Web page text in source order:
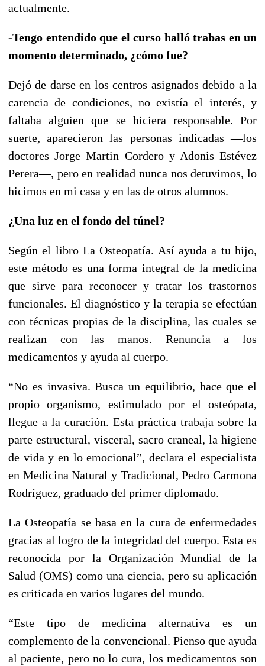
actualmente.
-Tengo entendido que el curso halló trabas en un
momento determinado, ¿cómo fue?
Dejó de darse en los centros asignados debido a la
carencia de condiciones, no existía el interés, y
faltaba alguien que se hiciera responsable. Por
suerte, aparecieron las personas indicadas —los
doctores Jorge Martin Cordero y Adonis Estévez
Perera—, pero en realidad nunca nos detuvimos, lo
hicimos en mi casa y en las de otros alumnos.
¿Una luz en el fondo del túnel?
Según el libro La Osteopatía. Así ayuda a tu hijo,
este método es una forma integral de la medicina
que sirve para reconocer y tratar los trastornos
funcionales. El diagnóstico y la terapia se efectúan
con técnicas propias de la disciplina, las cuales se
realizan con las manos. Renuncia a los
medicamentos y ayuda al cuerpo.
“No es invasiva. Busca un equilibrio, hace que el
propio organismo, estimulado por el osteópata,
llegue a la curación. Esta práctica trabaja sobre la
parte estructural, visceral, sacro craneal, la higiene
de vida y en lo emocional”, declara el especialista
en Medicina Natural y Tradicional, Pedro Carmona
Rodríguez, graduado del primer diplomado.
La Osteopatía se basa en la cura de enfermedades
gracias al logro de la integridad del cuerpo. Esta es
reconocida por la Organización Mundial de la
Salud (OMS) como una ciencia, pero su aplicación
es criticada en varios lugares del mundo.
“Este tipo de medicina alternativa es un
complemento de la convencional. Pienso que ayuda
al paciente, pero no lo cura, los medicamentos son